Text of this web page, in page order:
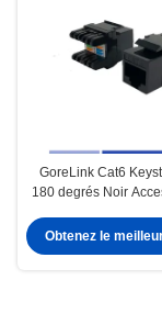
GoreLink Cat6
180 degrés Noir
Obtenez le